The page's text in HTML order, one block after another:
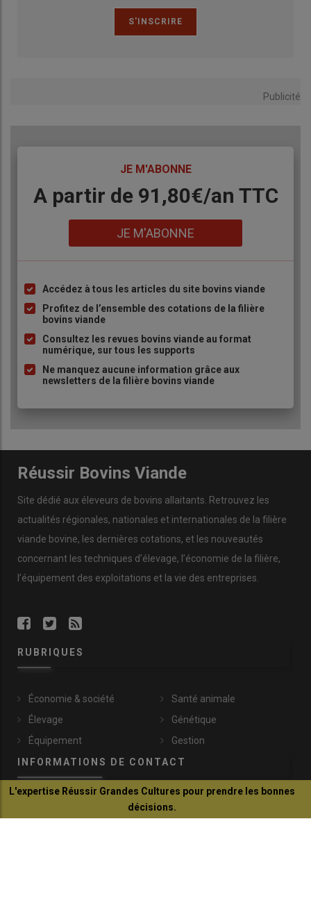
optimale du temps sont des facteurs majeurs de
prévention des risques.
Publicité
JE M'ABONNE
Body
A partir de 91,80€/an​ TTC
JE M'ABONNE
Liste
à
puce
Accédez à tous les articles du site bovins viande
Profitez de l’ensemble des cotations de la filière
bovins viande
Consultez les revues bovins viande au format
numérique, sur tous les supports
Ne manquez aucune information grâce aux
newsletters de la filière bovins viande
Réussir Bovins Viande
Site dédié aux éleveurs de bovins allaitants. Retrouvez les
actualités régionales, nationales et internationales de la filière
viande bovine, les dernières cotations, et les nouveautés
concernant les techniques d’élevage, l’économie de la filière,
l’équipement des exploitations et la vie des entreprises.
RUBRIQUES
Économie & société
Élevage
Équipement
Santé animale
Génétique
Gestion
INFORMATIONS DE CONTACT
communication@reussir.fr
L'expertise Réussir Grandes Cultures pour prendre les bonnes
décisions.